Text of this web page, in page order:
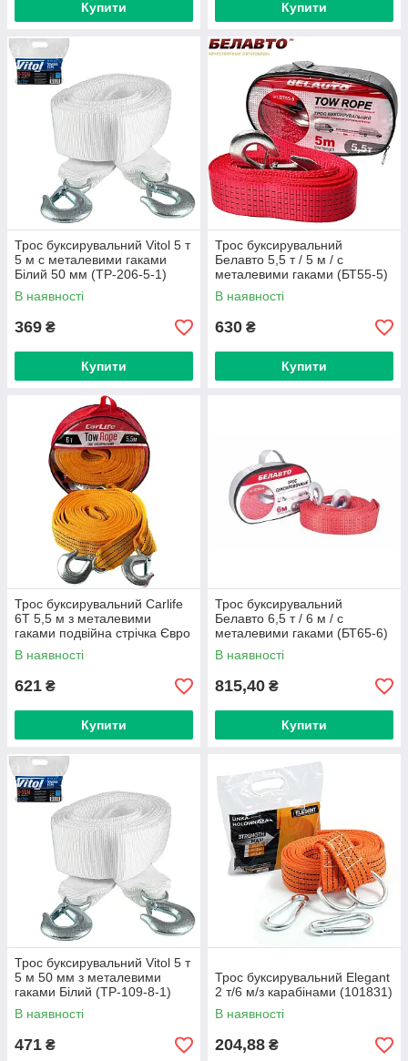
Купити Купити
Трос буксирувальний Vitol 5 т
5 м с металевими гаками
Білий 50 мм (TP-206-5-1)
В наявності
369 ₴
Купити
Трос буксирувальний
Белавто 5,5 т / 5 м / с
металевими гаками (БТ55-5)
В наявності
630 ₴
Купити
Трос буксирувальний Carlife
6Т 5,5 м з металевими
гаками подвійна стрічка Євро
Стандарт (TR-704)
В наявності
621 ₴
Купити
Трос буксирувальний
Белавто 6,5 т / 6 м / с
металевими гаками (БТ65-6)
В наявності
815,40 ₴
Купити
Трос буксирувальний Vitol 5 т
5 м 50 мм з металевими
гаками Білий (ТР-109-8-1)
В наявності
471 ₴
Трос буксирувальний Elegant
2 т/6 м/з карабінами (101831)
В наявності
204,88 ₴